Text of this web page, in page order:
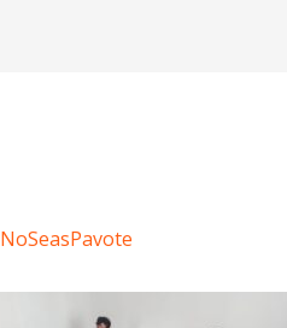
NoSeasPavote